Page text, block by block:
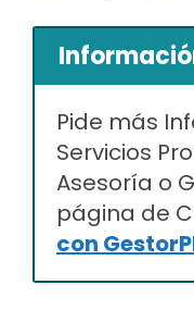
Pide más
Servicios
Asesoría o
página de
con